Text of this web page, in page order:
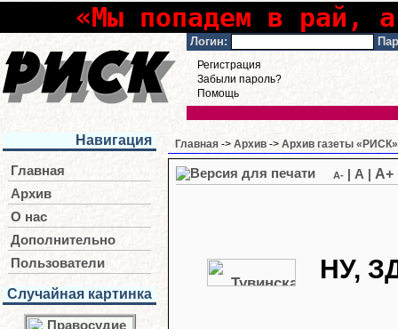
«Мы попадем в рай,
Логин:
Регистрация
Забыли пароль?
Помощь
Навигация
Главная
Архив
О нас
Дополнительно
Пользователи
Случайная картинка
Главная -> Архив -> Архив газеты «РИСК»
A- A A+
НУ,